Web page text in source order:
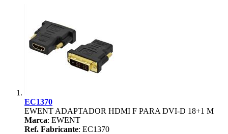
EC1370
EWENT ADAPTADOR HDMI F PARA DVI-D 18+1 M
Marca: EWENT
Ref. Fabricante: EC1370